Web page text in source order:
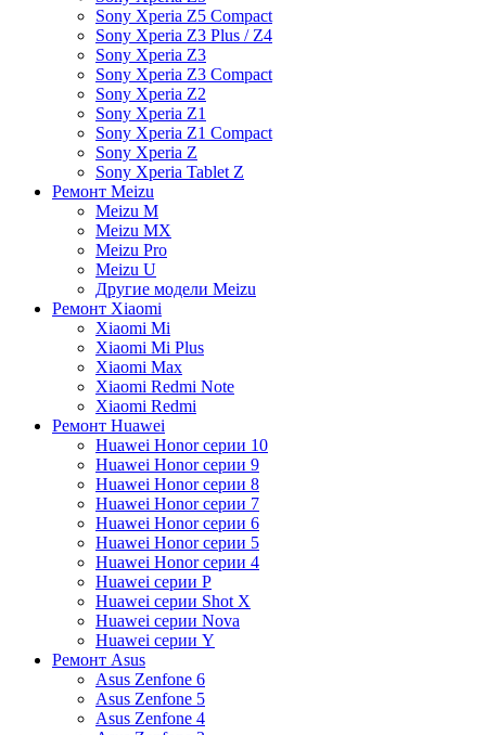
Sony Xperia Z5 Compact
Sony Xperia Z3 Plus / Z4
Sony Xperia Z3
Sony Xperia Z3 Compact
Sony Xperia Z2
Sony Xperia Z1
Sony Xperia Z1 Compact
Sony Xperia Z
Sony Xperia Tablet Z
Ремонт Meizu
Meizu M
Meizu MX
Meizu Pro
Meizu U
Другие модели Meizu
Ремонт Xiaomi
Xiaomi Mi
Xiaomi Mi Plus
Xiaomi Max
Xiaomi Redmi Note
Xiaomi Redmi
Ремонт Huawei
Huawei Honor серии 10
Huawei Honor серии 9
Huawei Honor серии 8
Huawei Honor серии 7
Huawei Honor серии 6
Huawei Honor серии 5
Huawei Honor серии 4
Huawei серии P
Huawei серии Shot X
Huawei серии Nova
Huawei серии Y
Ремонт Asus
Asus Zenfone 6
Asus Zenfone 5
Asus Zenfone 4